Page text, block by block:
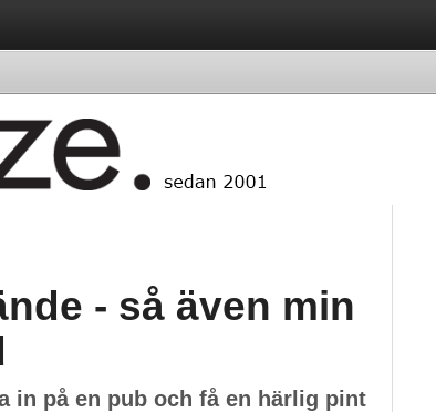
- så även min
in på en pub och få en härlig pint